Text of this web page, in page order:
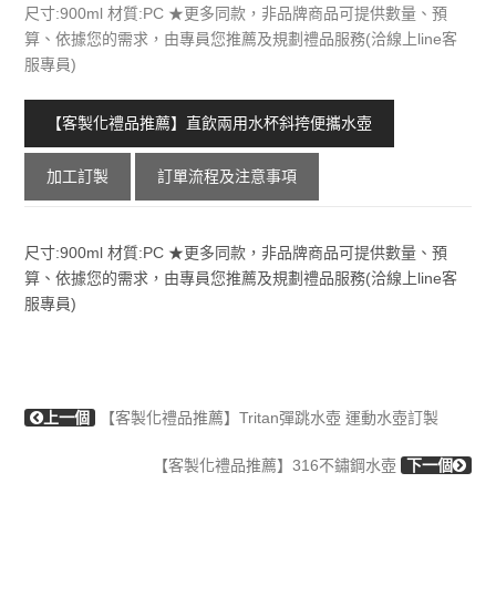
尺寸:900ml 材質:PC ★更多同款，非品牌商品可提供數量、預
算、依據您的需求，由專員您推薦及規劃禮品服務(洽線上line客
服專員)
【客製化禮品推薦】直飲兩用水杯斜挎便攜水壺
加工訂製 訂單流程及注意事項
尺寸:900ml 材質:PC ★更多同款，非品牌商品可提供數量、預
算、依據您的需求，由專員您推薦及規劃禮品服務(洽線上line客
服專員)
上一個 【客製化禮品推薦】Tritan彈跳水壺 運動水壺訂製
【客製化禮品推薦】316不鏽鋼水壺 下一個